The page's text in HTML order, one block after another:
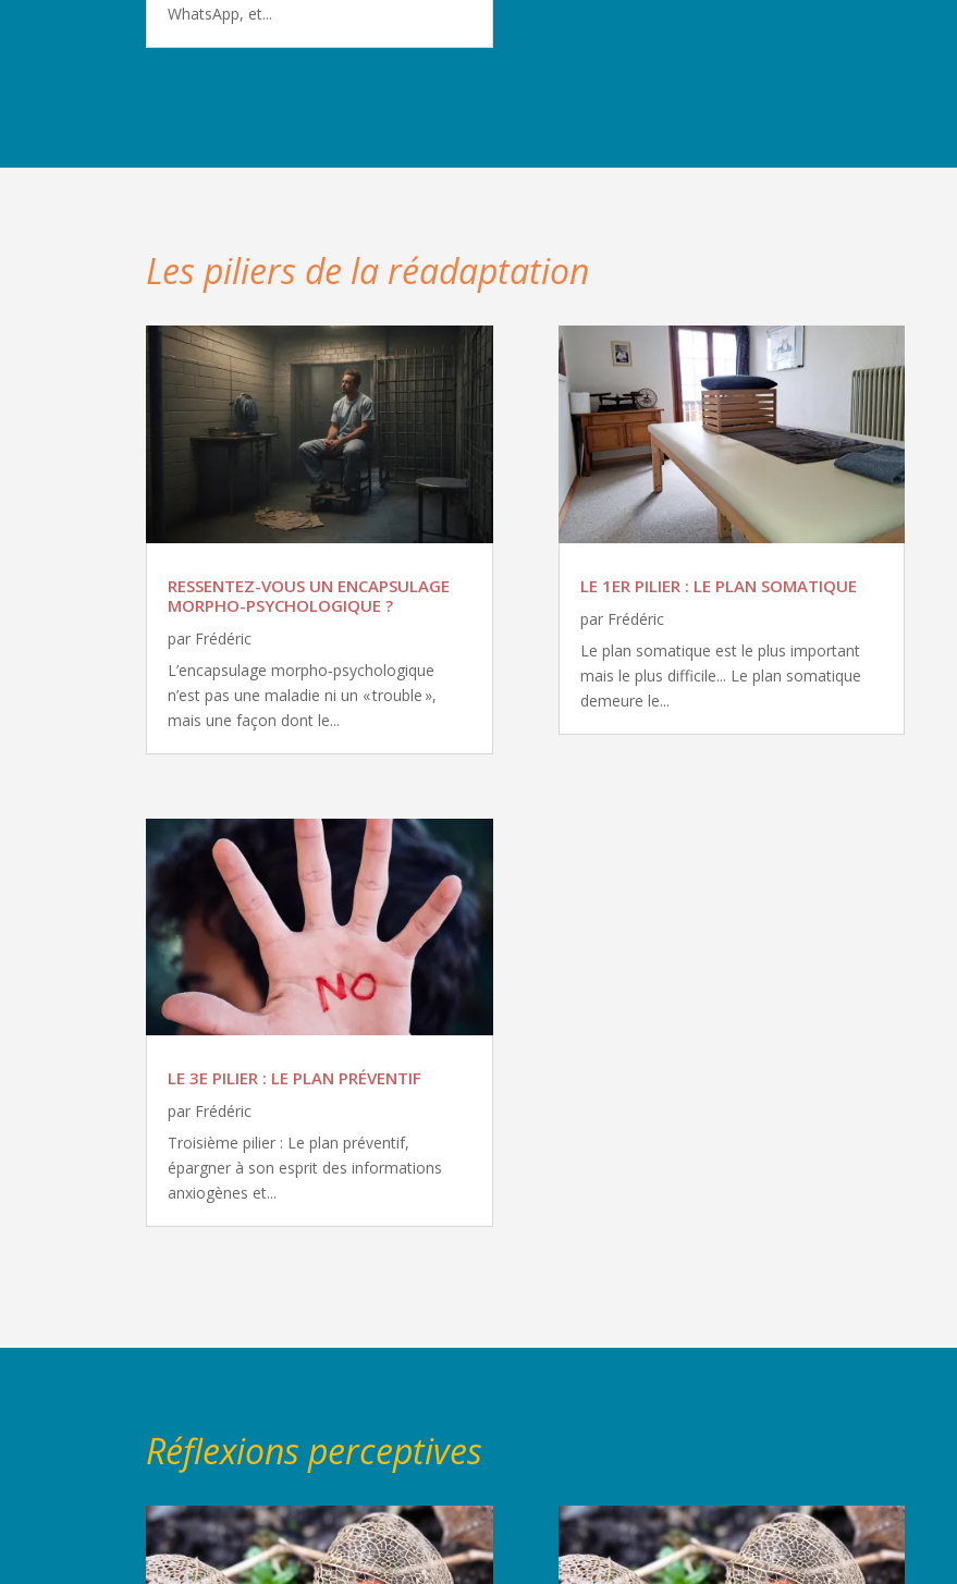
WhatsApp, et...
Les piliers de la réadaptation
RESSENTEZ-VOUS UN ENCAPSULAGE
MORPHO-PSYCHOLOGIQUE ?
par Frédéric
L’encapsulage morpho‑psychologique
n’est pas une maladie ni un « trouble »,
mais une façon dont le...
LE 3E PILIER : LE PLAN PRÉVENTIF
par Frédéric
Troisième pilier : Le plan préventif,
épargner à son esprit des informations
anxiogènes et...
LE 1ER PILIER : LE PLAN SOMATIQUE
par Frédéric
Le plan somatique est le plus important
mais le plus difficile... Le plan somatique
demeure le...
Réflexions perceptives